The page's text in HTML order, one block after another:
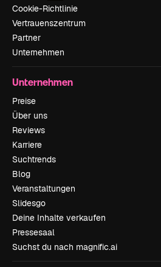
Cookie-Richtlinie
Vertrauenszentrum
Partner
Unternehmen
Unternehmen
Preise
Über uns
Reviews
Karriere
Suchtrends
Blog
Veranstaltungen
Slidesgo
Deine Inhalte verkaufen
Pressesaal
Suchst du nach magnific.ai